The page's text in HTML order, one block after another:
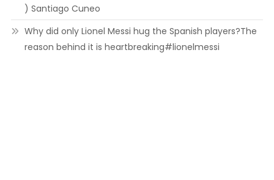
) Santiago Cuneo
Why did only Lionel Messi hug the Spanish players?The
reason behind it is heartbreaking#lionelmessi